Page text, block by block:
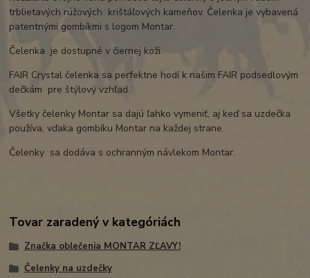
trblietavých rúžových krištáľových kameňov. Čelenka je vybavená
patentnými gombíkmi s logom Montar.
Čelenka je dostupné v čiernej koži.
FAIR Crystal čelenka sa perfektne hodí k našim FAIR podsedlovým
dečkám pre štýlový vzhľad.
Všetky čelenky Montar sa dajú ľahko vymeniť, aj keď sa uzdečka
používa, vďaka gombíku Montar na každej strane.
Čelenky sa dodáva s ochranným návlekom Montar.
Tovar zaradený v kategóriách
Značka oblečenia MONTAR ZĽAVY!
Čelenky na uzdečky